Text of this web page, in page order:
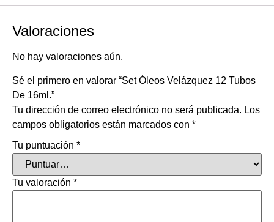
Valoraciones
No hay valoraciones aún.
Sé el primero en valorar “Set Óleos Velázquez 12 Tubos
De 16ml.”
Tu dirección de correo electrónico no será publicada. Los
campos obligatorios están marcados con *
Tu puntuación *
Tu valoración *